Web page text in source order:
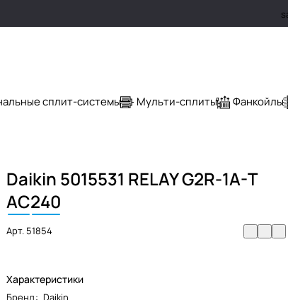
сплит-системы Мульти-сплиты Фанкойлы
Daikin 5015531 RELAY G2R-1A-T
AC240
Арт. 51854
Характеристики
Бренд: Daikin